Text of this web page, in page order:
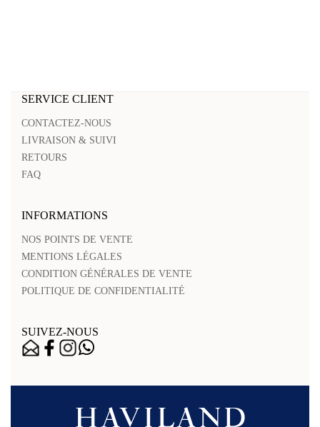
SERVICE CLIENT
CONTACTEZ-NOUS
LIVRAISON & SUIVI
RETOURS
FAQ
INFORMATIONS
NOS POINTS DE VENTE
MENTIONS LÉGALES
CONDITION GÉNÉRALES DE VENTE
POLITIQUE DE CONFIDENTIALITÉ
SUIVEZ-NOUS